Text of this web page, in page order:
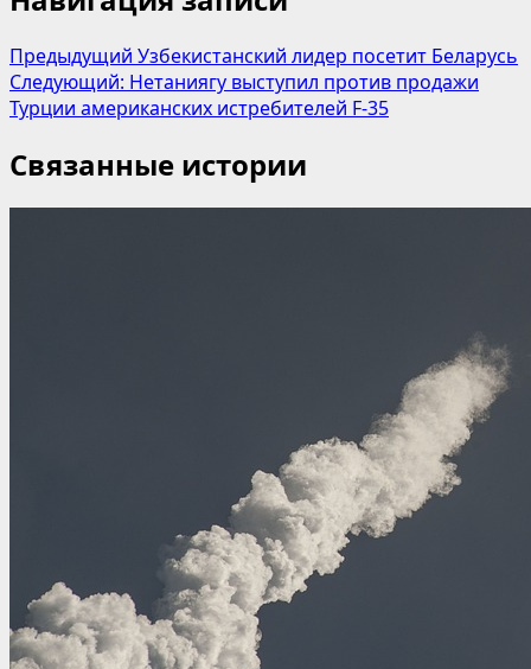
Предыдущий Узбекистанский лидер посетит Беларусь
Следующий: Нетаниягу выступил против продажи
Турции американских истребителей F-35
Связанные истории